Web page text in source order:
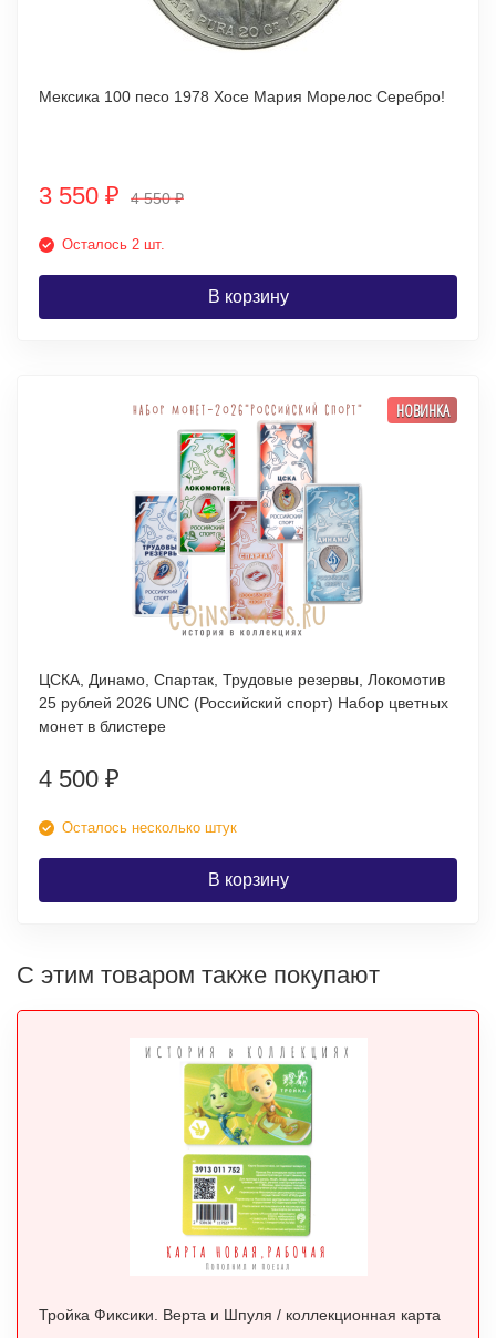
Мексика 100 песо 1978 Хосе Мария Морелос Серебро!
3 550 ₽ 4 550₽
Осталось 2 шт.
В корзину
НОВИНКА
ЦСКА, Динамо, Спартак, Трудовые резервы, Локомотив
25 рублей 2026 UNC (Российский спорт) Набор цветных
монет в блистере
4 500 ₽
Осталось несколько штук
В корзину
С этим товаром также покупают
Тройка Фиксики. Верта и Шпуля / коллекционная карта